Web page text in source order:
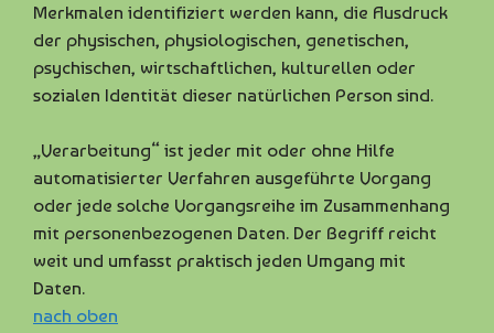
Merkmalen identifiziert werden kann, die Ausdruck
der physischen, physiologischen, genetischen,
psychischen, wirtschaftlichen, kulturellen oder
sozialen Identität dieser natürlichen Person sind.
„Verarbeitung“ ist jeder mit oder ohne Hilfe
automatisierter Verfahren ausgeführte Vorgang
oder jede solche Vorgangsreihe im Zusammenhang
mit personenbezogenen Daten. Der Begriff reicht
weit und umfasst praktisch jeden Umgang mit
Daten.
nach oben